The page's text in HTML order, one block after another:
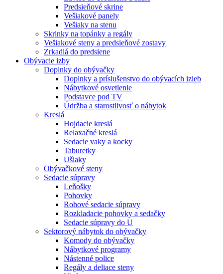
Predsieňové skrine
Vešiakové panely
Vešiaky na stenu
Skrinky na topánky a regály
Vešiakové steny a predsieňové zostavy
Zrkadlá do predsiene
Obývacie izby
Doplnky do obývačky
Doplnky a príslušenstvo do obývacích izieb
Nábytkové osvetlenie
Podstavce pod TV
Údržba a starostlivosť o nábytok
Kreslá
Hojdacie kreslá
Relaxačné kreslá
Sedacie vaky a kocky
Taburetky
Ušiaky
Obývačkové steny
Sedacie súpravy
Leňošky
Pohovky
Rohové sedacie súpravy
Rozkladacie pohovky a sedačky
Sedacie súpravy do U
Sektorový nábytok do obývačky
Komody do obývačky
Nábytkové programy
Nástenné police
Regály a deliace steny